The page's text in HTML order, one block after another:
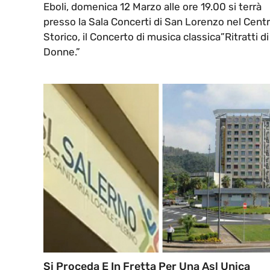
Eboli, domenica 12 Marzo alle ore 19.00 si terrà
presso la Sala Concerti di San Lorenzo nel
Storico, il Concerto di musica classica”Ritratti di
Donne.”
Si Proceda E In Fretta Per Una Asl Unica